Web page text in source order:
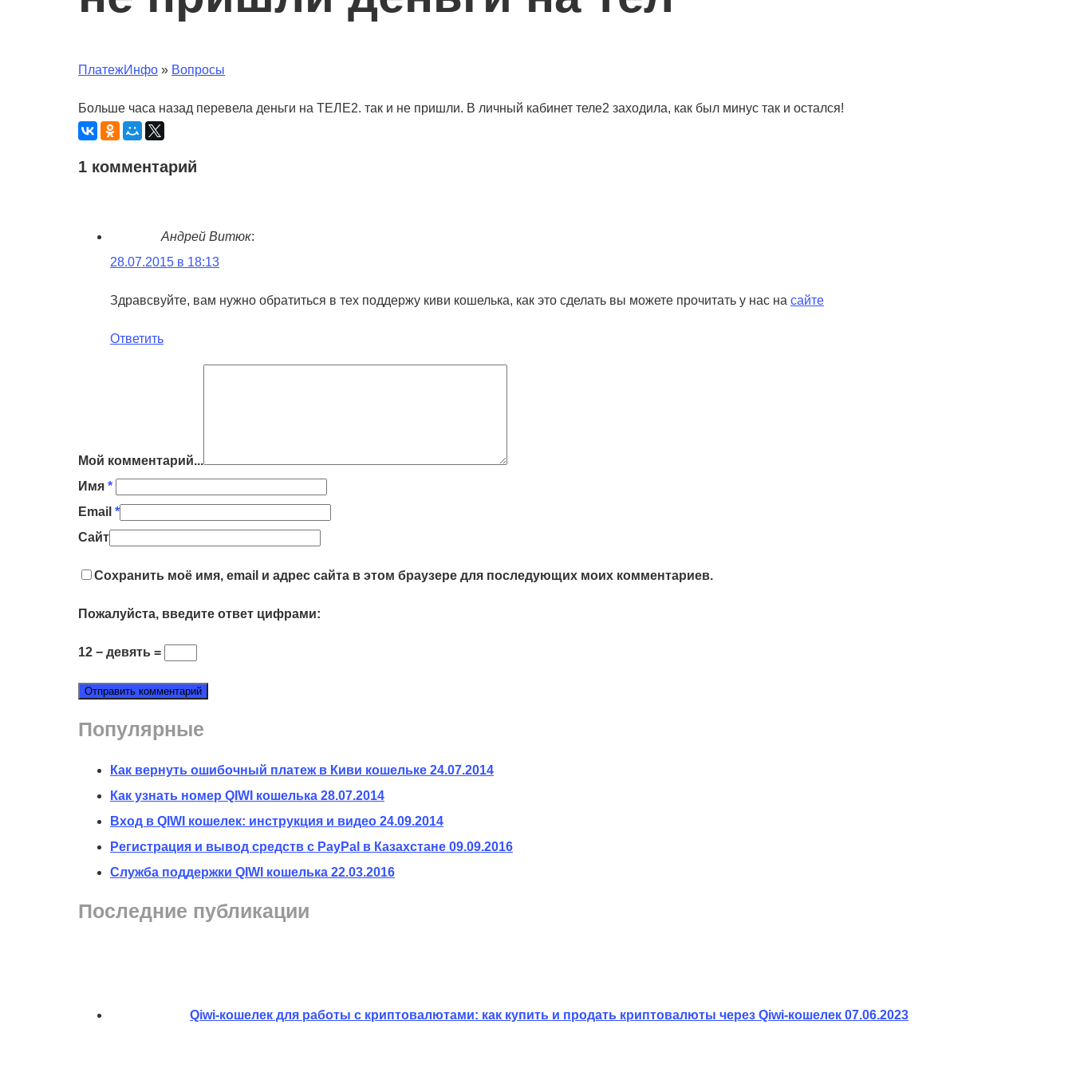
ПлатежИнфо » Вопросы
Больше часа назад перевела деньги на ТЕЛЕ2. так и не пришли. В личный кабинет теле2 заходила, как был минус так и остался!
1 комментарий
Андрей Витюк:
28.07.2015 в 18:13
Здравсвуйте, вам нужно обратиться в тех поддержу киви кошелька, как это сделать вы можете прочитать у нас на сайте
Ответить
Мой комментарий...
Имя *
Email *
Сайт
Сохранить моё имя, email и адрес сайта в этом браузере для последующих моих комментариев.
Пожалуйста, введите ответ цифрами:
12 − девять =
Популярные
Как вернуть ошибочный платеж в Киви кошельке 24.07.2014
Как узнать номер QIWI кошелька 28.07.2014
Вход в QIWI кошелек: инструкция и видео 24.09.2014
Регистрация и вывод средств с PayPal в Казахстане 09.09.2016
Служба поддержки QIWI кошелька 22.03.2016
Последние публикации
Qiwi-кошелек для работы с криптовалютами: как купить и продать криптовалюты через Qiwi-кошелек 07.06.2023